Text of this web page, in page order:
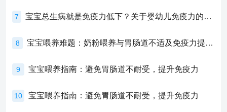
7 宝宝总生病就是免疫力低下？关于婴幼儿免疫力的真相，家长必须了解！
8 宝宝喂养难题：奶粉喂养与胃肠道不适及免疫力提升的奥秘
9 宝宝喂养指南：避免胃肠道不耐受，提升免疫力
10 宝宝喂养指南：避免胃肠道不耐受，提升免疫力